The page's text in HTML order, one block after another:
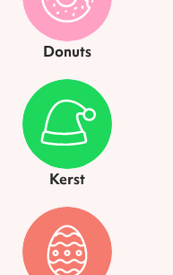
Donuts
Kerst